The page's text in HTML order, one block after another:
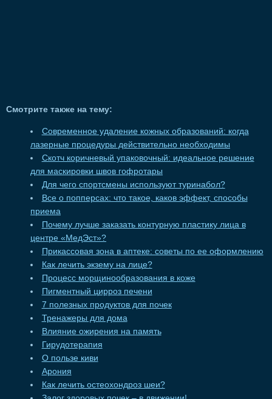
Смотрите также на тему:
Современное удаление кожных образований: когда
лазерные процедуры действительно необходимы
Скотч коричневый упаковочный: идеальное решение
для маскировки швов гофротары
Для чего спортсмены используют туринабол?
Все о попперсах: что такое, каков эффект, способы
приема
Почему лучше заказать контурную пластику лица в
центре «МедЭст»?
Прикассовая зона в аптеке: советы по ее оформлению
Как лечить экзему на лице?
Процесс морщинообразования в коже
Пигментный цирроз печени
7 полезных продуктов для почек
Тренажеры для дома
Влияние ожирения на память
Гирудотерапия
О пользе киви
Арония
Как лечить остеохондроз шеи?